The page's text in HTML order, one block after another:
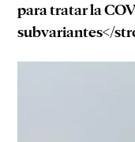
para tratar la
subvariantes</